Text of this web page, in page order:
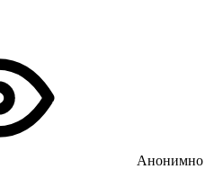
Анонимно